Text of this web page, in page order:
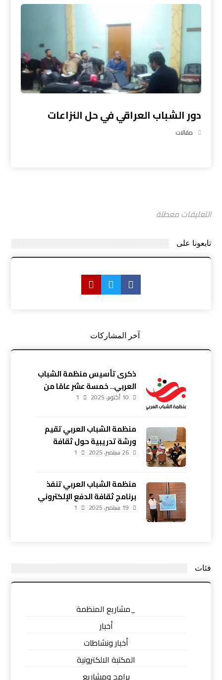
دور الشباب العراقي في حل النزاعات
مقالات
التعليقات معطلة
تابعونا على
آخر المشاركات
ذكرى تأسيس منظمة الشباب
العربي.. خمسة عشر عامًا من
العطاء والإصرار
10 أكتوبر، 2025 1
منظمة الشباب العربي تقيم
ورشة تدريبية حول ثقافة
الدفع الإلكتروني في أربيل
26 سبتمبر، 2025 1
منظمة الشباب العربي تنفذ
برنامج ثقافة الدفع الإلكتروني
في زاخو بمشاركة 20 شابًا
19 سبتمبر، 2025 1
فئات
_مشاريع المنظمة
أخبار
أخبار ونشاطات
المكتبة الالكترونية
برامج ومشاريع